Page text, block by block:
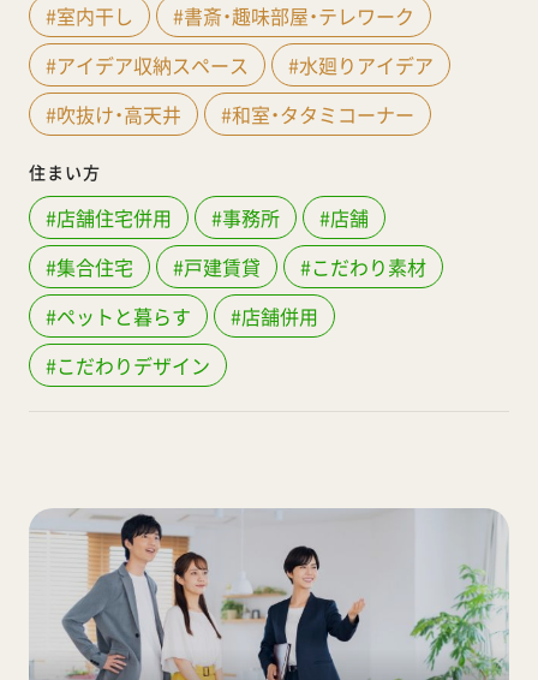
#室内干し
#書斎・趣味部屋・テレワーク
#アイデア収納スペース
#水廻りアイデア
#吹抜け・高天井
#和室・タタミコーナー
住まい方
#店舗住宅併用 #事務所
#店舗
#集合住宅
#戸建賃貸
#こだわり素材
#ペットと暮らす
#店舗併用
#こだわりデザイン